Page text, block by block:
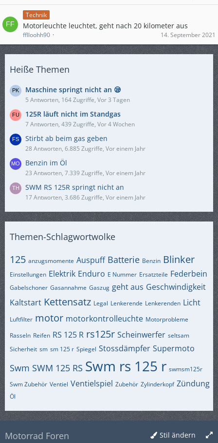
Technik
Motorleuchte leuchtet, geht nach 20 kilometer aus
fflloohh90 14. September 2021
Heiße Themen
Maschine springt nicht an 😪
5 Antworten, 164 Zugriffe, Vor 3 Tagen
125R läuft nicht im Standgas
7 Antworten, 439 Zugriffe, Vor 4 Wochen
Stirbt ab beim gas geben
28 Antworten, 6.885 Zugriffe, Vor einem Jahr
Benzin im Öl
23 Antworten, 7.339 Zugriffe, Vor einem Jahr
SWM RS 125R springt nicht an
17 Antworten, 3.686 Zugriffe, Vor einem Jahr
Themen-Schlagwortwolke
125 anzugsmomente Auspuff Batterie Benzin Blinker
Einstellungen Elektrik Enduro E Nummer Ersatzteile Federbein
Gabelschoner Gasannahme Gaszug geht aus Geschwindigkeit
Kaltstart Kettensatz Legal Lenkerende Lenkerenden Licht
Luftfilter motor motorkontrolleuchte Motorprobleme
Rasseln Reifen RS 125 R rs125r Scheinwerfer seltsam
Sicherheit sm sm 125 r Spiegel Stossdämpfer Supermoto
Swm SWM 125 RS Swm rs 125 r swmsm125r
Swm Zubehör Ventiel Ventielspiel Zubehör Zylinderkopf Zündung
Öl
Stil ändern
Motorrad Foren